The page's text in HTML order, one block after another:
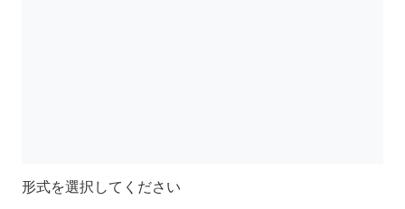
形式を選択してください